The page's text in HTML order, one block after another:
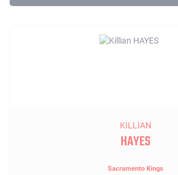
KILLIAN
HAYES
Sacramento Kings